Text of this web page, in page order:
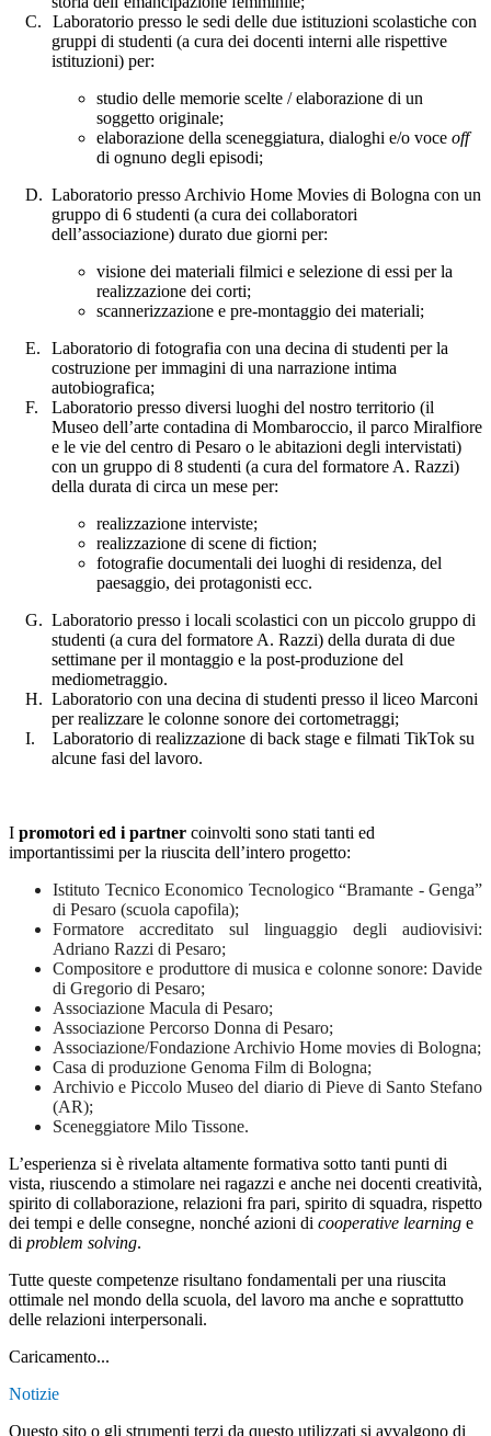
C.
Laboratorio presso le sedi delle due istituzioni scolastiche con
gruppi di studenti (a cura dei docenti interni alle rispettive
istituzioni) per:
studio delle memorie scelte / elaborazione di un
soggetto originale;
elaborazione della sceneggiatura, dialoghi e/o voce off
di ognuno degli episodi;
D. Laboratorio presso Archivio Home Movies di Bologna con un
gruppo di 6 studenti (a cura dei collaboratori
dell’associazione) durato due giorni per:
visione dei materiali filmici e selezione di essi per la
realizzazione dei corti;
scannerizzazione e pre-montaggio dei materiali;
E.
Laboratorio di fotografia con una decina di studenti per la
costruzione per immagini di una narrazione intima
autobiografica;
F.
Laboratorio presso diversi luoghi del nostro territorio (il
Museo dell’arte contadina di Mombaroccio, il parco Miralfiore
e le vie del centro di Pesaro o le abitazioni degli intervistati)
con un gruppo di 8 studenti (a cura del formatore A. Razzi)
della durata di circa un mese per:
realizzazione interviste;
realizzazione di scene di fiction;
fotografie documentali dei luoghi di residenza, del
paesaggio, dei protagonisti ecc.
G. Laboratorio presso i locali scolastici con un piccolo gruppo di
studenti (a cura del formatore A. Razzi) della durata di due
settimane per il montaggio e la post-produzione del
mediometraggio.
H. Laboratorio con una decina di studenti presso il liceo Marconi
per realizzare le colonne sonore dei cortometraggi;
I.
Laboratorio di realizzazione di back stage e filmati TikTok su
alcune fasi del lavoro.
I promotori ed i partner coinvolti sono stati tanti ed
importantissimi per la riuscita dell’intero progetto:
Istituto Tecnico Economico Tecnologico “Bramante - Genga”
di Pesaro (scuola capofila);
Formatore accreditato sul linguaggio degli audiovisivi:
Adriano Razzi di Pesaro;
Compositore e produttore di musica e colonne sonore: Davide
di Gregorio di Pesaro;
Associazione Macula di Pesaro;
Associazione Percorso Donna di Pesaro;
Associazione/Fondazione Archivio Home movies di Bologna;
Casa di produzione Genoma Film di Bologna;
Archivio e Piccolo Museo del diario di Pieve di Santo Stefano
(AR);
Sceneggiatore Milo Tissone.
L’esperienza si è rivelata altamente formativa sotto tanti punti di
vista, riuscendo a stimolare nei ragazzi e anche nei docenti creatività,
spirito di collaborazione, relazioni fra pari, spirito di squadra, rispetto
dei tempi e delle consegne, nonché azioni di cooperative learning e
di problem solving.
Tutte queste competenze risultano fondamentali per una riuscita
ottimale nel mondo della scuola, del lavoro ma anche e soprattutto
delle relazioni interpersonali.
Caricamento...
Notizie
Questo sito o gli strumenti terzi da questo utilizzati si avvalgono di